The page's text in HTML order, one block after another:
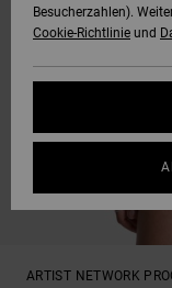
ARTIST NETWORK
Besucherzahlen).
Cookie-Richtlinie und